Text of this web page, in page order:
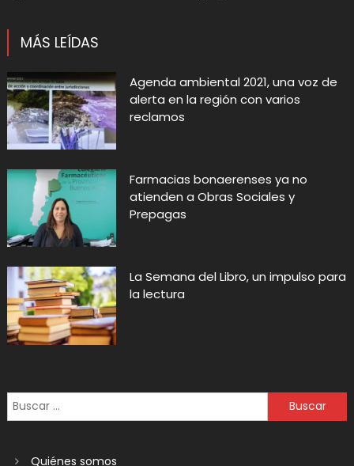
MÁS LEÍDAS
Agenda ambiental 2021, una voz de
alerta en la región con varios
reclamos
Farmacias bonaerenses ya no
atienden a Obras Sociales y
Prepagas
La Semana del Libro, un impulso para
la lectura
Quiénes somos